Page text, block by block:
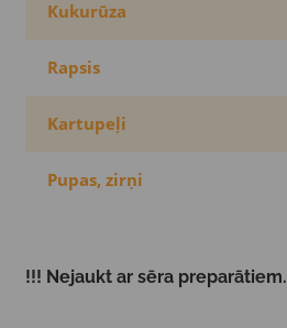
Kukurūza
Rapsis
Kartupeļi
Pupas, zirņi
!!! Nejaukt ar sēra preparātiem.